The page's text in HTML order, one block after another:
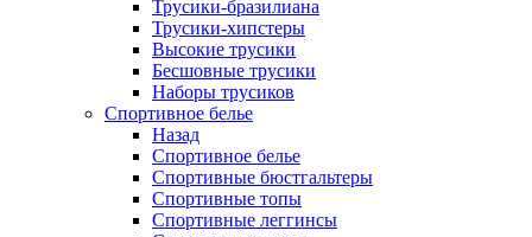
Трусики-бразилиана
Трусики-хипстеры
Высокие трусики
Бесшовные трусики
Наборы трусиков
Спортивное белье
Назад
Спортивное белье
Спортивные бюстгальтеры
Спортивные топы
Спортивные леггинсы